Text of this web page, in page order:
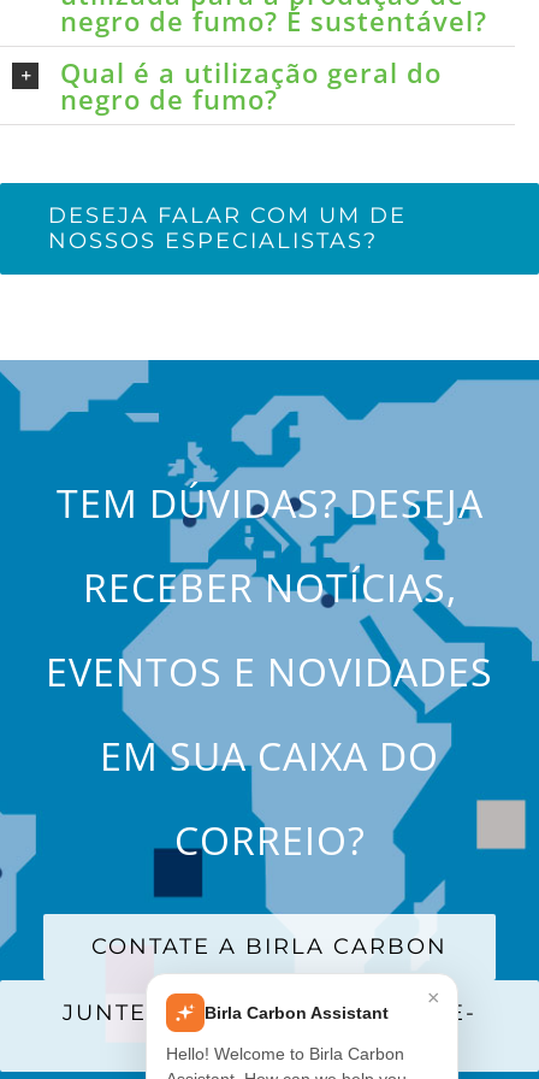
negro de fumo? É sustentável?
Qual é a utilização geral do
negro de fumo?
DESEJA FALAR COM UM DE
NOSSOS ESPECIALISTAS?
TEM DÚVIDAS? DESEJA
RECEBER NOTÍCIAS,
EVENTOS E NOVIDADES
EM SUA CAIXA DO
CORREIO?
CONTATE A BIRLA CARBON
JUNTE-SE A NOSSA LISTA DE E-
×
Birla Carbon Assistant
Hello! Welcome to Birla Carbon